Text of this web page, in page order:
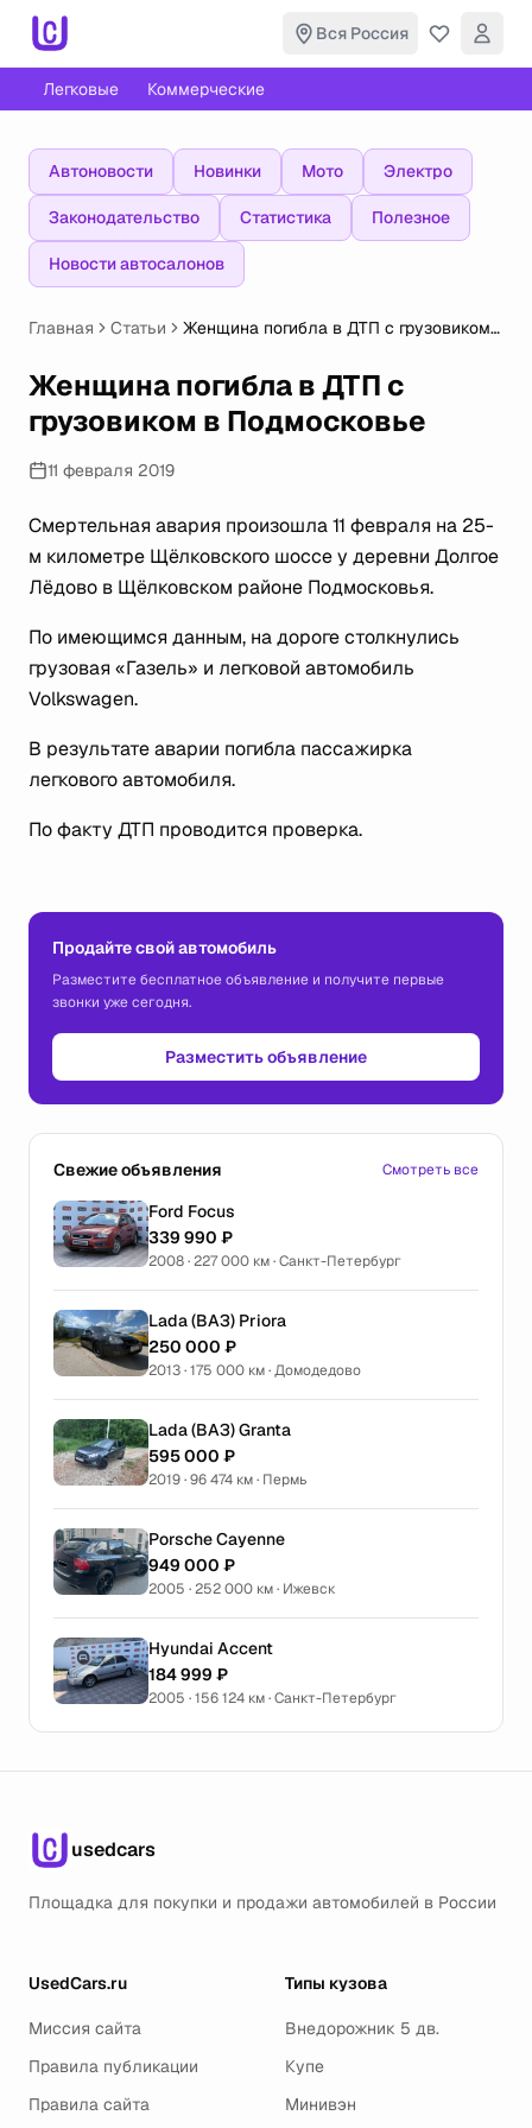
Вся Россия
Легковые Коммерческие
Автоновости Новинки Мото Электро
Законодательство Статистика Полезное
Новости автосалонов
Главная Статьи
Женщина погибла в ДТП с грузовиком
Женщина погибла в ДТП с
грузовиком в Подмосковье
11 февраля 2019
Смертельная авария произошла 11 февраля на 25-
м километре Щёлковского шоссе у деревни Долгое
Лёдово в Щёлковском районе Подмосковья.
По имеющимся данным, на дороге столкнулись
грузовая «Газель» и легковой автомобиль
Volkswagen.
В результате аварии погибла пассажирка
легкового автомобиля.
По факту ДТП проводится проверка.
Продайте свой автомобиль
Разместите бесплатное объявление и получите первые
звонки уже сегодня.
Разместить объявление
Свежие объявления Смотреть все
Ford Focus
339 990 ₽
2008 · 227 000 км · Санкт-Петербург
Lada (ВАЗ) Priora
250 000 ₽
2013 · 175 000 км · Домодедово
Lada (ВАЗ) Granta
595 000 ₽
2019 · 96 474 км · Пермь
Porsche Cayenne
949 000 ₽
2005 · 252 000 км · Ижевск
Hyundai Accent
184 999 ₽
2005 · 156 124 км · Санкт-Петербург
usedcars
Площадка для покупки и продажи автомобилей в России
UsedCars.ru
Миссия сайта
Правила публикации
Правила сайта
Типы кузова
Внедорожник 5 дв.
Купе
Минивэн